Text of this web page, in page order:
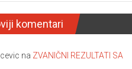
komentari
na ZVANIČNI REZULTATI SA